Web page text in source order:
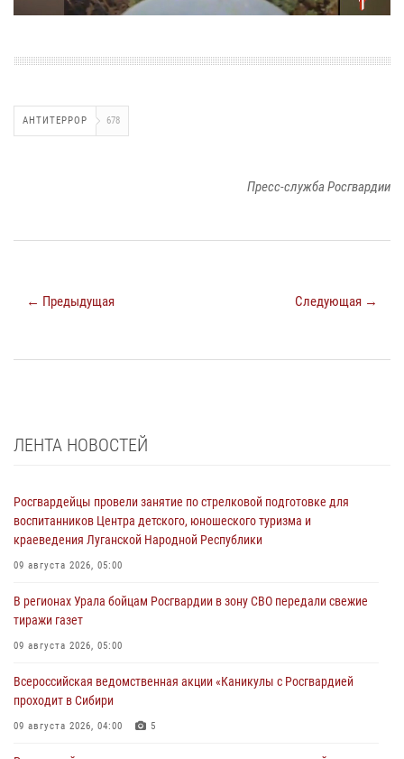
АНТИТЕРРОР 678
Пресс-служба Росгвардии
← Предыдущая Следующая →
ЛЕНТА НОВОСТЕЙ
Росгвардейцы провели занятие по стрелковой подготовке для
воспитанников Центра детского, юношеского туризма и
краеведения Луганской Народной Республики
09 августа 2026, 05:00
В регионах Урала бойцам Росгвардии в зону СВО передали свежие
тиражи газет
09 августа 2026, 05:00
Всероссийская ведомственная акции «Каникулы с Росгвардией
проходит в Сибири
09 августа 2026, 04:00 5